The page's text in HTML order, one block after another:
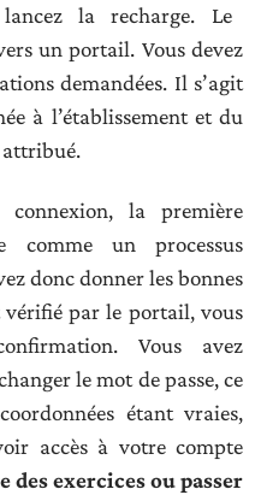
la recharge. Le
un portail. Vous devez
demandées. Il s’agit
à l’établissement et du
attribué.
connexion, la première
comme un processus
donc donner les bonnes
vérifié par le portail, vous
Vous avez
le mot de passe, ce
étant vraies,
accès à votre compte
des exercices ou passer